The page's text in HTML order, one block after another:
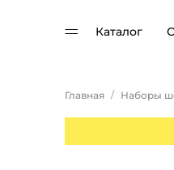
Каталог
Главная / Наборы